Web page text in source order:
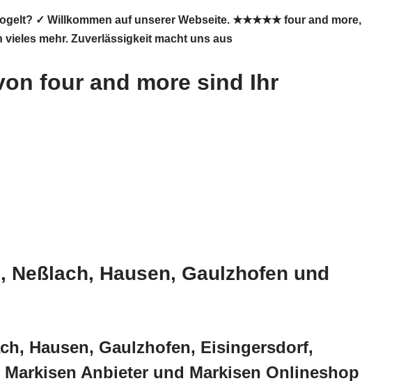
✓ Willkommen auf unserer Webseite. ★★★★★ four and more,
mehr. Zuverlässigkeit macht uns aus
four and more sind Ihr
Hausen, Gaulzhofen und
Hausen, Gaulzhofen, Eisingersdorf,
Anbieter und Markisen Onlineshop